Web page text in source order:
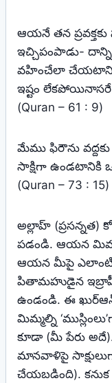
ఆయనే తన ప్రవక్తకు
ఇచ్చిపంపాడు-
వహించేలా
ఇష్టం
(Quran – 61 : 9)
మేము ఫిరౌను వద్దకు
సాక్షిగా ఉండటానికి
(Quran – 73 : 15)
అల్లాహ్‌
పడండి. ఆయన
ఆయన మీపై ఎలాంటి
పితామహుడైన
ఉండండి. ఈ
మిమ్మల్ని
కూడా (మీ పేరు అదే).
మానవాళిపై
చేయబడింది). కనుక